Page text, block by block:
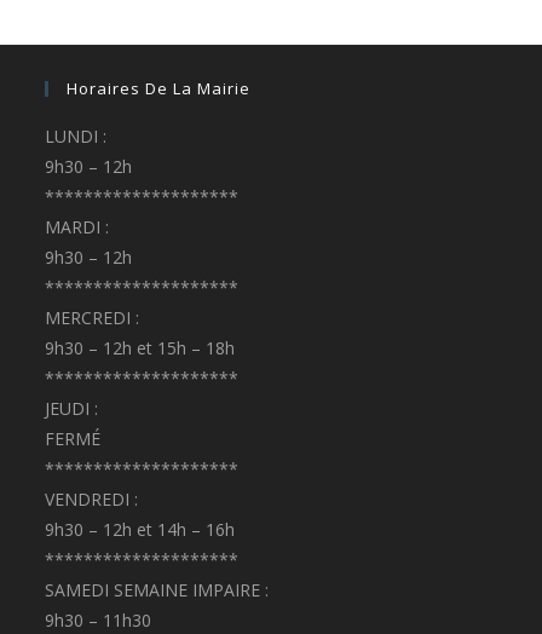
Horaires De La Mairie
LUNDI :
9h30 – 12h
********************
MARDI :
9h30 – 12h
********************
MERCREDI :
9h30 – 12h et 15h – 18h
********************
JEUDI :
FERMÉ
********************
VENDREDI :
9h30 – 12h et 14h – 16h
********************
SAMEDI SEMAINE IMPAIRE :
9h30 – 11h30